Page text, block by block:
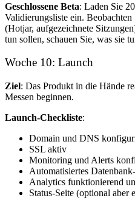
Geschlossene Beta: Laden Sie
Validierungsliste ein.
(Hotjar, aufgezeichnete
tun sollen, schauen Sie, was sie
Woche 10: Launch
Ziel: Das Produkt in die Hände
Messen beginnen.
Launch-Checkliste:
Domain und DNS
SSL aktiv
Monitoring und Alerts
Automatisiertes
Analytics funktionierend
Status-Seite (optional aber